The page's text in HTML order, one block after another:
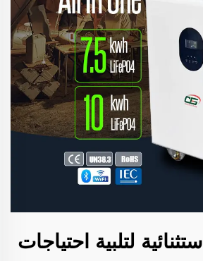
لتلبية احتياجات